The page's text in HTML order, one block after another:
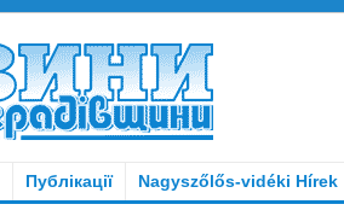
Публікації Nagyszőlős-vidéki Hírek